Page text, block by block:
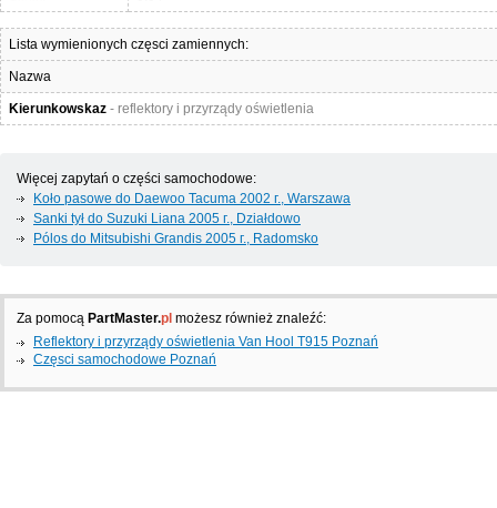
Lista wymienionych częsci zamiennych:
Nazwa
Kierunkowskaz - reflektory i przyrządy oświetlenia
Więcej zapytań o części samochodowe:
Koło pasowe do Daewoo Tacuma 2002 г., Warszawa
Sanki tył do Suzuki Liana 2005 г., Działdowo
Pólos do Mitsubishi Grandis 2005 г., Radomsko
Za pomocą PartMaster.pl możesz również znaleźć:
Reflektory i przyrządy oświetlenia Van Hool T915 Poznań
Częsci samochodowe Poznań